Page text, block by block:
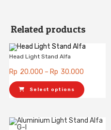
Related products
Head Light Stand Alfa
Rp 20.000 – Rp 30.000
Select options